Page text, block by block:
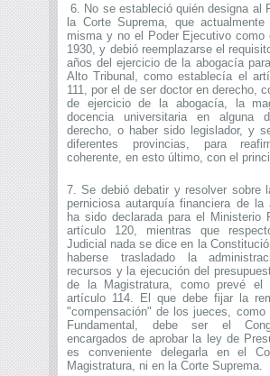
6. No se estableció quién designa al
la Corte Suprema, que
misma y no el Poder Ejecutivo como
1930, y debió reemplazarse el
años del ejercicio de la abogacía
Alto Tribunal, como establecía el
111, por el de ser doctor en derecho,
de ejercicio de la abogacía, la
docencia universitaria en alguna
derecho, o haber sido legislador, y
diferentes provincias, para
coherente, en esto último, con el
7. Se debió debatir y resolver sobre
perniciosa autarquía financiera de la
ha sido declarada para el Ministerio
artículo 120, mientras que
Judicial nada se dice en la
haberse trasladado la
recursos y la ejecución del
de la Magistratura, como prevé el
artículo 114. El que debe fijar la
"compensación" de los jueces, como
Fundamental, debe ser el
encargados de aprobar la ley de
es conveniente delegarla en el
Magistratura, ni en la Corte Suprema.